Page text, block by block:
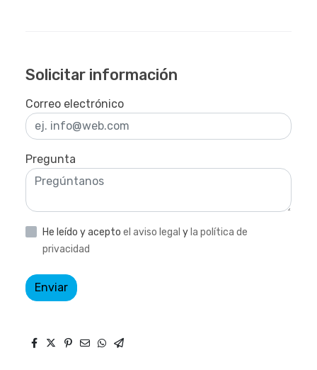
Solicitar información
Correo electrónico
Pregunta
He leído y acepto el aviso legal y la política de
privacidad
Enviar